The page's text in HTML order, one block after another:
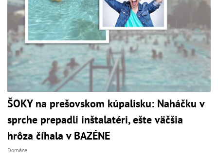
ŠOKY na prešovskom kúpalisku: Naháčku v
sprche prepadli inštalatéri, ešte väčšia
hrôza číhala v BAZÉNE
Domáce